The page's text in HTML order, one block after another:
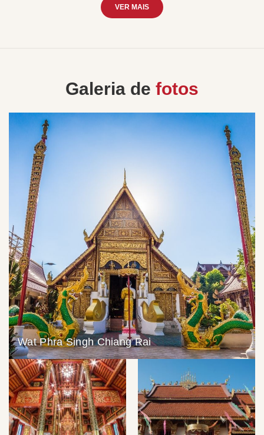
VER MAIS
Galeria de fotos
Wat Phra Singh Chiang Rai